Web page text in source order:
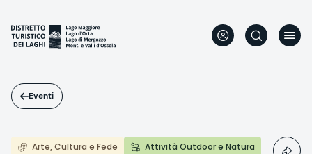
contenuto
principale
Eventi
Arte, Cultura e Fede
Attività Outdoor e Natura